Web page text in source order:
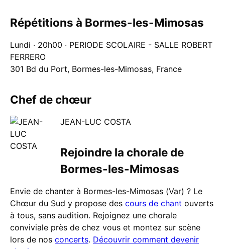
Répétitions à Bormes-les-Mimosas
Lundi · 20h00 · PERIODE SCOLAIRE - SALLE ROBERT
FERRERO
301 Bd du Port, Bormes-les-Mimosas, France
Chef de chœur
JEAN-LUC COSTA
Rejoindre la chorale de
Bormes-les-Mimosas
Envie de chanter à Bormes-les-Mimosas (Var) ? Le
Chœur du Sud y propose des cours de chant ouverts
à tous, sans audition. Rejoignez une chorale
conviviale près de chez vous et montez sur scène
lors de nos concerts. Découvrir comment devenir